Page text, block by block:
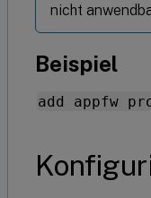
nicht
Beispiel
add appfw